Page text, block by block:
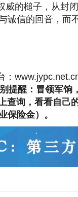
威的槌子，从封
诚信的回音，而
：
别提醒：冒领军
询，看看自己
保险金）。